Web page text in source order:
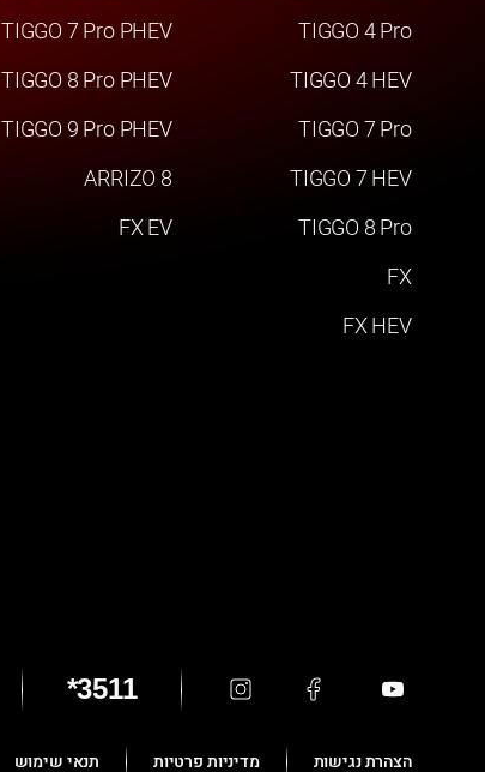
TIGGO 4 Pro
TIGGO 4 HEV
TIGGO 7 Pro
TIGGO 7 HEV
TIGGO 8 Pro
FX
FX HEV
TIGGO 7 Pro PHEV
TIGGO 8 Pro PHEV
TIGGO 9 Pro PHEV
ARRIZO 8
FX EV
*3511
תנאי שימוש מדיניות פרטיות הצהרת נגישות